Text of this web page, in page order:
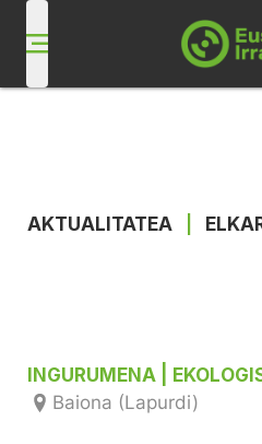
AKTUALITATEA
INGURUMENA
|
Baiona (Lapurdi)